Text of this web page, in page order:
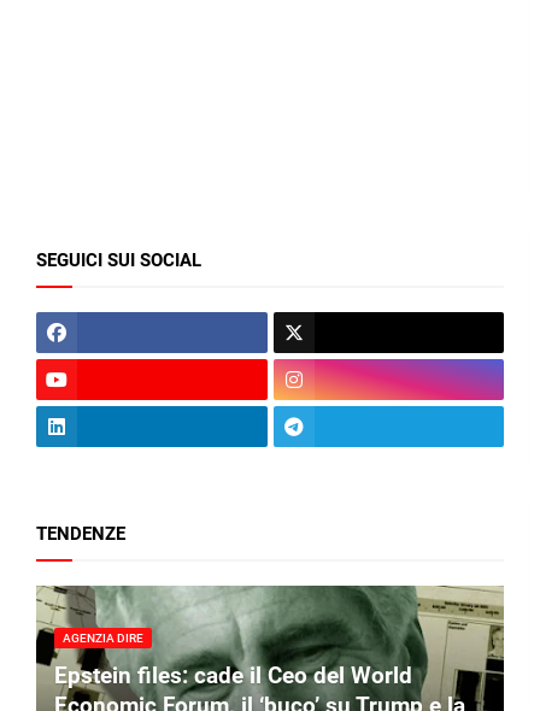
SEGUICI SUI SOCIAL
TENDENZE
AGENZIA DIRE
Epstein files: cade il Ceo del World